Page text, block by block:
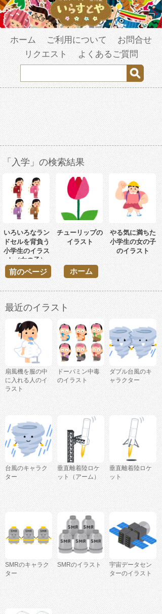
ホーム ご利用について
お問合せ
リクエスト
よくあるご質問
「入学」の検索結果
いろいろなラン
ドセルを背負う
小学生のイラス
ト（女の子）
チューリップの
イラスト
やる気に満ちた
小学生の女の子
のイラスト
前のページ ホーム
最近のイラスト
扇風機を服の中
に入れる人のイ
ラスト
ドーパミン中毒
のイラスト
ダブル台風のキ
ャラクター
台風のキャラク
ター
垂直離着陸ロケ
ット（アーム）
垂直離着陸ロケ
ット
SMRのキャラク
ター
SMRのイラスト
宇宙データセン
ターのイラスト